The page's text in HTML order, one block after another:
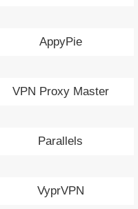
AppyPie
VPN Proxy Master
Parallels
VyprVPN